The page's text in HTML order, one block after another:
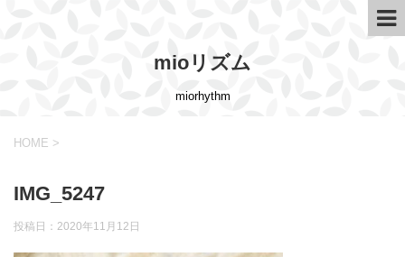
mioリズム
miorhythm
HOME >
IMG_5247
投稿日： 2020年11月12日